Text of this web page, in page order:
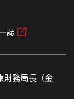
誌
財務局長（金